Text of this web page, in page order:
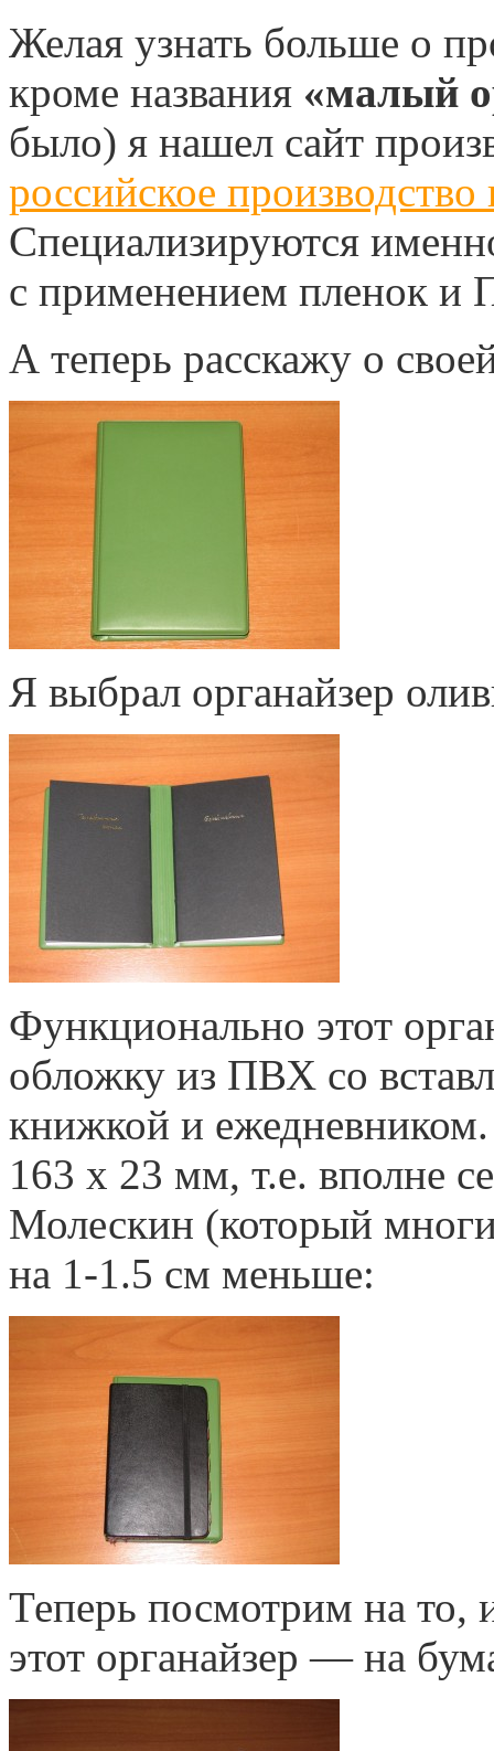
Желая узнать больше о
кроме названия «малый
было) я нашел сайт
российское
Специализируются
с применением пленок и
А теперь расскажу о
Я выбрал органайзер
Функционально этот
обложку из ПВХ со
книжкой и
163 х 23 мм, т.е. вполне
Молескин (который
на 1-1.5 см меньше:
Теперь посмотрим на то,
этот органайзер — на